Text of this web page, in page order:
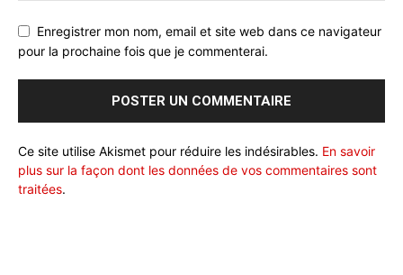
Enregistrer mon nom, email et site web dans ce navigateur
pour la prochaine fois que je commenterai.
Ce site utilise Akismet pour réduire les indésirables. En savoir
plus sur la façon dont les données de vos commentaires sont
traitées.